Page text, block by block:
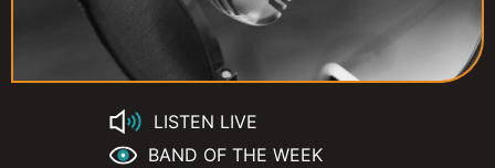
LISTEN LIVE
BAND OF THE WEEK